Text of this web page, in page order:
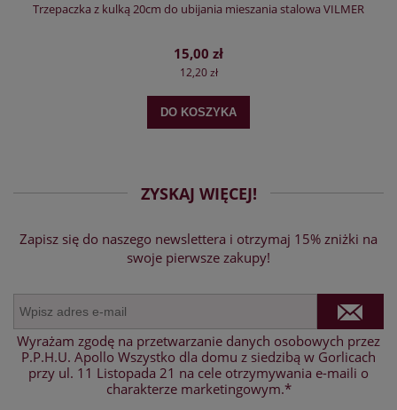
Trzepaczka z kulką 20cm do ubijania mieszania stalowa VILMER
15,00 zł
12,20 zł
DO KOSZYKA
ZYSKAJ WIĘCEJ!
Zapisz się do naszego newslettera i otrzymaj 15% zniżki na
swoje pierwsze zakupy!
Wyrażam zgodę na przetwarzanie danych osobowych przez
P.P.H.U. Apollo Wszystko dla domu z siedzibą w Gorlicach
przy ul. 11 Listopada 21 na cele otrzymywania e-maili o
charakterze marketingowym.*